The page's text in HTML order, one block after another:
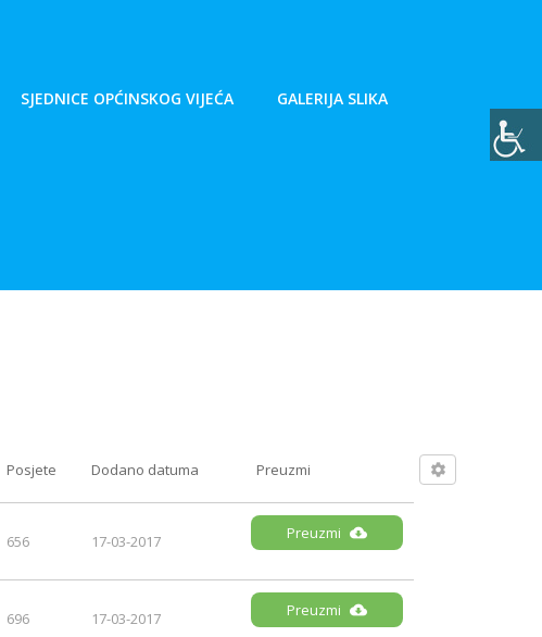
SJEDNICE OPĆINSKOG VIJEĆA GALERIJA SLIKA
Posjete Dodano datuma Preuzmi
656 17-03-2017 Preuzmi
696 17-03-2017 Preuzmi